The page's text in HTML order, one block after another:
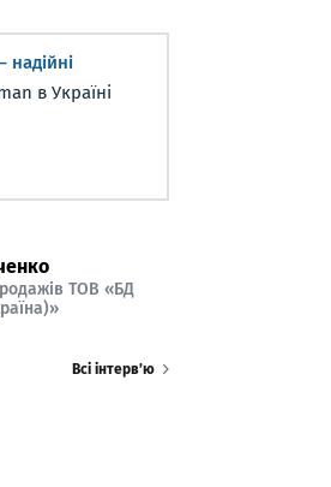
надійні
в Україні
ТОВ «БД
Всі інтерв’ю